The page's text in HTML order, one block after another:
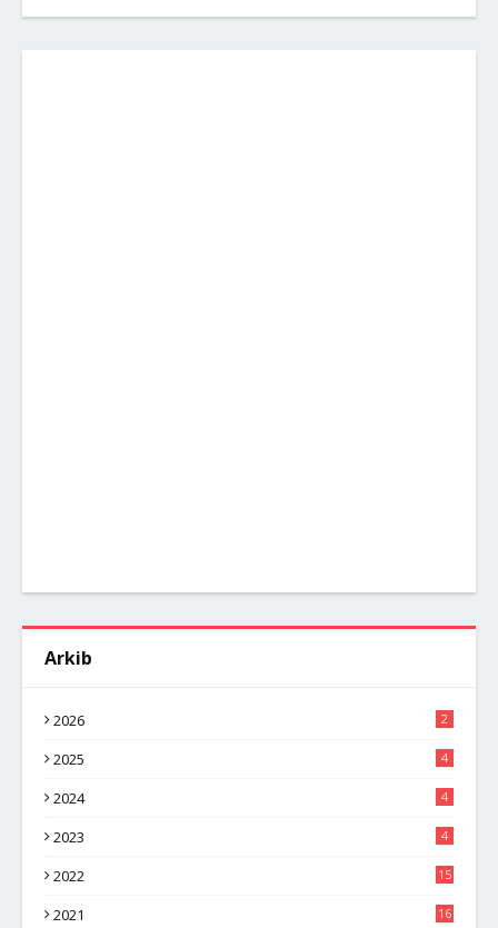
Arkib
2026 2
2025 4
2024 4
2023 4
2022 15
2021 16